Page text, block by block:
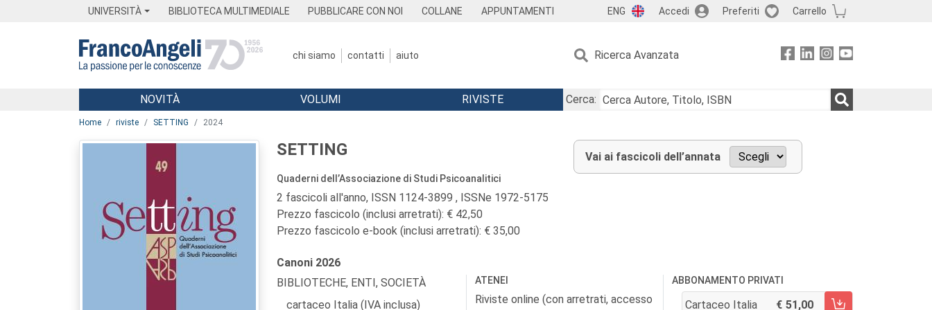
UNIVERSITÀ BIBLIOTECA MULTIMEDIALE PUBBLICARE CON NOI COLLANE APPUNTAMENTI ENG Accedi Preferiti Carrello
chi siamo contatti aiuto Ricerca Avanzata
Menu
NOVITÀ VOLUMI RIVISTE
Cerca:
Home riviste SETTING 2024
SETTING
Quaderni dell’Associazione di Studi Psicoanalitici
2 fascicoli all'anno, ISSN 1124-3899 , ISSNe 1972-5175
Prezzo fascicolo (inclusi arretrati): € 42,50
Prezzo fascicolo e-book (inclusi arretrati): € 35,00
Vai ai fascicoli dell’annata
Canoni 2026
BIBLIOTECHE, ENTI, SOCIETÀ
cartaceo Italia (IVA inclusa)
ATENEI
Riviste online (con arretrati, accesso
ABBONAMENTO PRIVATI
Cartaceo Italia 51,00